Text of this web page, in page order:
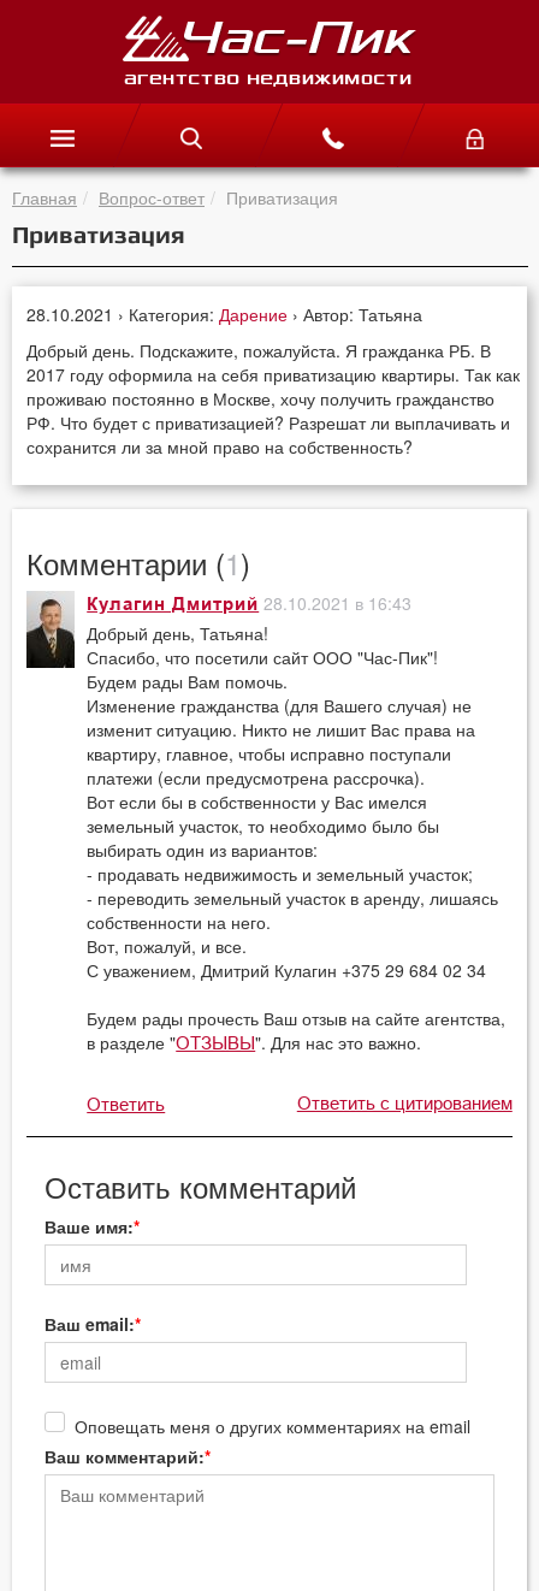
Главная Вопрос-ответ Приватизация
Приватизация
28.10.2021 › Категория: Дарение › Автор: Татьяна
Добрый день. Подскажите, пожалуйста. Я гражданка РБ. В
2017 году оформила на себя приватизацию квартиры. Так как
проживаю постоянно в Москве, хочу получить гражданство
РФ. Что будет с приватизацией? Разрешат ли выплачивать и
сохранится ли за мной право на собственность?
Комментарии (1)
Кулагин Дмитрий 28.10.2021 в 16:43
Добрый день, Татьяна!
Спасибо, что посетили сайт ООО "Час-Пик"!
Будем рады Вам помочь.
Изменение гражданства (для Вашего случая) не
изменит ситуацию. Никто не лишит Вас права на
квартиру, главное, чтобы исправно поступали
платежи (если предусмотрена рассрочка).
Вот если бы в собственности у Вас имелся
земельный участок, то необходимо было бы
выбирать один из вариантов:
- продавать недвижимость и земельный участок;
- переводить земельный участок в аренду, лишаясь
собственности на него.
Вот, пожалуй, и все.
С уважением, Дмитрий Кулагин +375 29 684 02 34
Будем рады прочесть Ваш отзыв на сайте агентства,
в разделе "ОТЗЫВЫ". Для нас это важно.
Ответить Ответить с цитированием
Оставить комментарий
Ваше имя:
Ваш email:
Оповещать меня о других комментариях на email
Ваш комментарий: